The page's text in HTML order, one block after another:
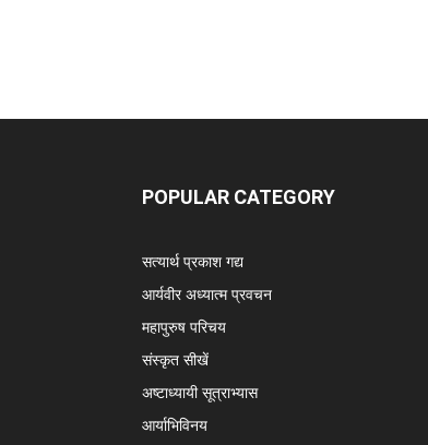
POPULAR CATEGORY
सत्यार्थ प्रकाश गद्य
आर्यवीर अध्यात्म प्रवचन
महापुरुष परिचय
संस्कृत सीखें
अष्टाध्यायी सूत्राभ्यास
आर्याभिविनय